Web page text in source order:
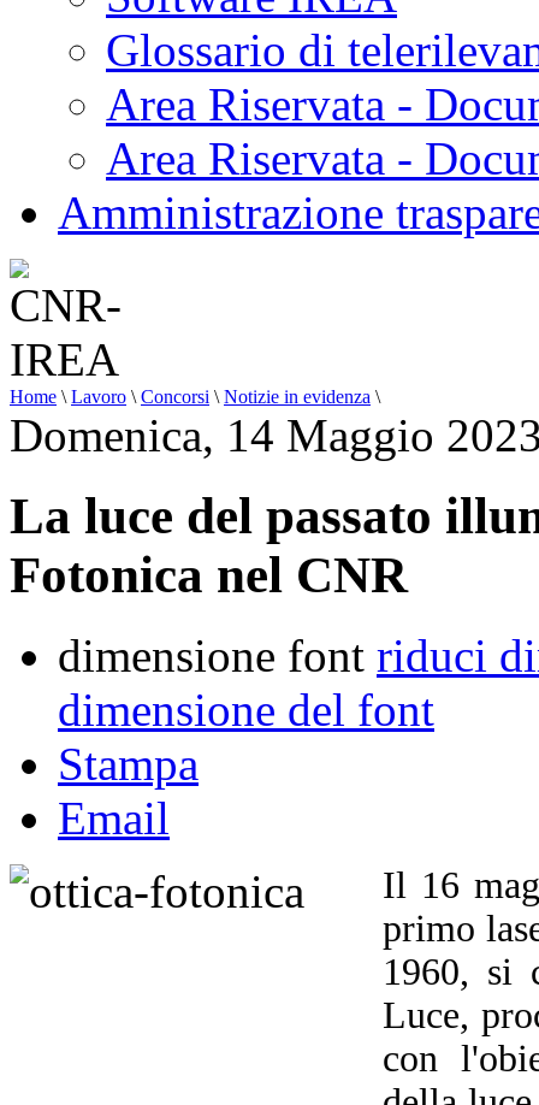
Glossario di
Area Riservata -
Area Riservata -
Amministrazione
Home \ Lavoro \ Concorsi \ Notizie in evidenza \
Domenica, 14 Maggio
La luce del passato
Fotonica nel CNR
dimensione font riduci
dimensione del font
Stampa
Email
Il 16
primo
1960, si
Luce,
con